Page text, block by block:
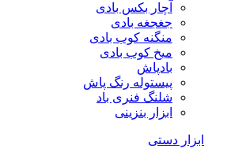
آچار بکس بادی
جغجغه بادی
منگنه کوب بادی
میخ کوب بادی
بادپاش
پیستوله رنگ پاش
شلنگ فنری باد
ابزار بنزینی
ابزار دستی